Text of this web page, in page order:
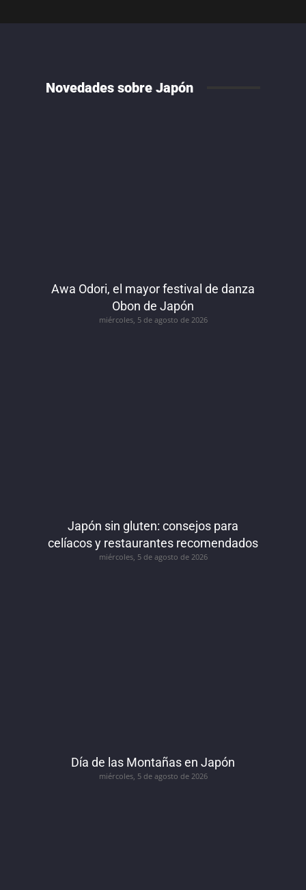
Novedades sobre Japón
Awa Odori, el mayor festival de danza
Obon de Japón
miércoles, 5 de agosto de 2026
Japón sin gluten: consejos para
celíacos y restaurantes recomendados
miércoles, 5 de agosto de 2026
Día de las Montañas en Japón
miércoles, 5 de agosto de 2026